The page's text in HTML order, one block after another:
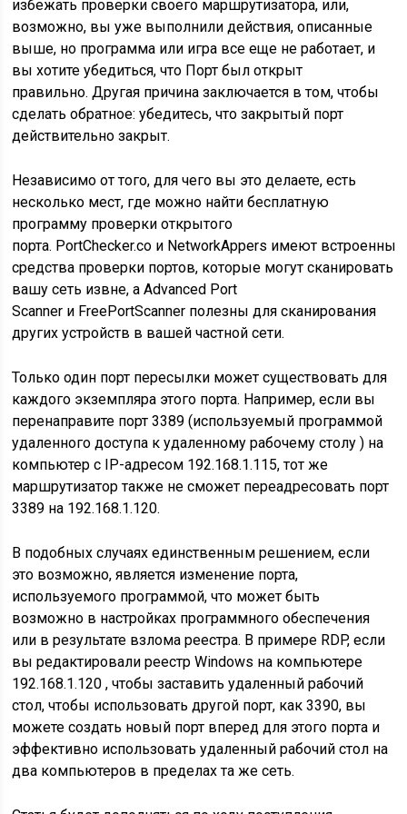
избежать проверки своего маршрутизатора, или,
возможно, вы уже выполнили действия, описанные
выше, но программа или игра все еще не работает, и
вы хотите убедиться, что Порт был открыт
правильно. Другая причина заключается в том, чтобы
сделать обратное: убедитесь, что закрытый порт
действительно закрыт.
Независимо от того, для чего вы это делаете, есть
несколько мест, где можно найти бесплатную
программу проверки открытого
порта. PortChecker.co и NetworkAppers имеют встроенные
средства проверки портов, которые могут сканировать
вашу сеть извне, а Advanced Port
Scanner и FreePortScanner полезны для сканирования
других устройств в вашей частной сети.
Только один порт пересылки может существовать для
каждого экземпляра этого порта. Например, если вы
перенаправите порт 3389 (используемый программой
удаленного доступа к удаленному рабочему столу ) на
компьютер с IP-адресом 192.168.1.115, тот же
маршрутизатор также не сможет переадресовать порт
3389 на 192.168.1.120.
В подобных случаях единственным решением, если
это возможно, является изменение порта,
используемого программой, что может быть
возможно в настройках программного обеспечения
или в результате взлома реестра. В примере RDP, если
вы редактировали реестр Windows на компьютере
192.168.1.120 , чтобы заставить удаленный рабочий
стол, чтобы использовать другой порт, как 3390, вы
можете создать новый порт вперед для этого порта и
эффективно использовать удаленный рабочий стол на
два компьютеров в пределах та же сеть.